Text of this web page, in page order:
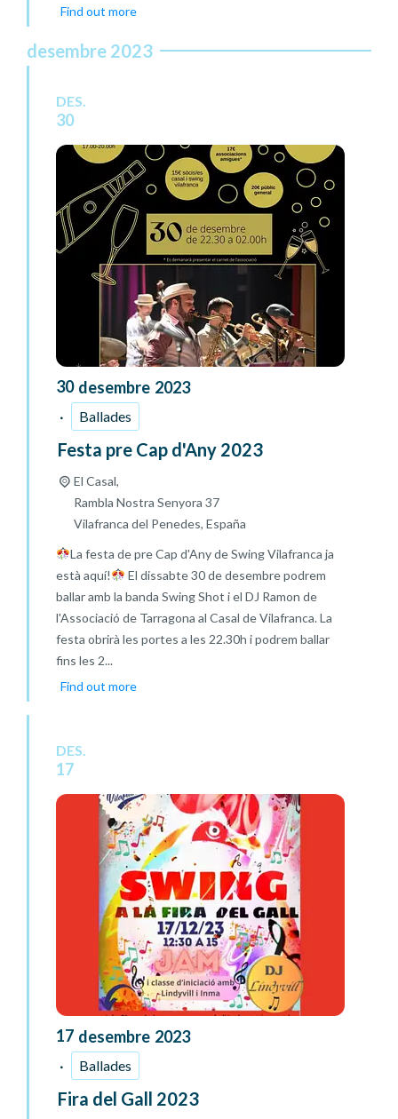
Find out more
desembre 2023
DES.
30
30 desembre 2023
Ballades
Festa pre Cap d'Any 2023
El Casal,
Rambla Nostra Senyora 37
Vilafranca del Penedes, España
La festa de pre Cap d'Any de Swing Vilafranca ja
està aquí!
El dissabte 30 de desembre podrem
ballar amb la banda Swing Shot i el DJ Ramon de
l'Associació de Tarragona al Casal de Vilafranca. La
festa obrirà les portes a les 22.30h i podrem ballar
fins les 2...
Find out more
DES.
17
17 desembre 2023
Ballades
Fira del Gall 2023